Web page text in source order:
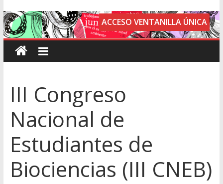
ACCESO VENTANILLA ÚNICA
III Congreso
Nacional de
Estudiantes de
Biociencias (III CNEB)